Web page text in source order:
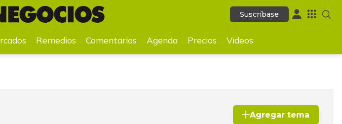
Suscríbase
Comentarios Agenda Precios Videos
Suscríbase
Remedios Comentarios Agenda Precios Videos
Agregar tema